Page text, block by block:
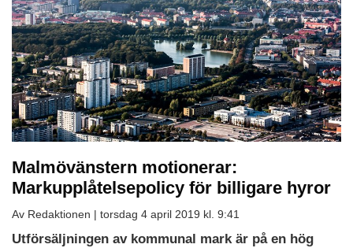
Malmövänstern motionerar:
Markupplåtelsepolicy för billigare hyror
Av Redaktionen | torsdag 4 april 2019 kl. 9:41
Utförsäljningen av kommunal mark är på en hög